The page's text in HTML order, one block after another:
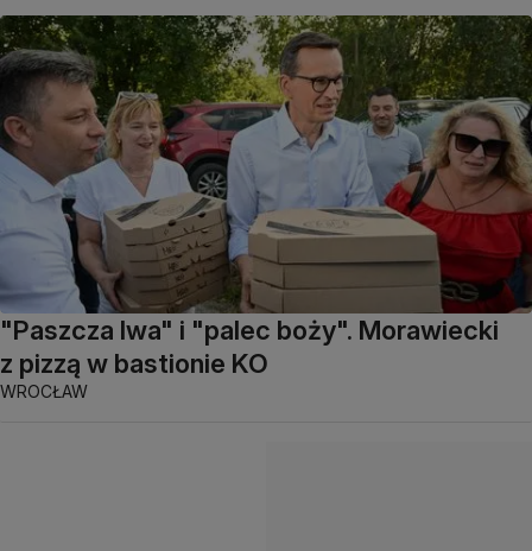
"Paszcza lwa" i "palec boży". Morawiecki
z pizzą w bastionie KO
WROCŁAW